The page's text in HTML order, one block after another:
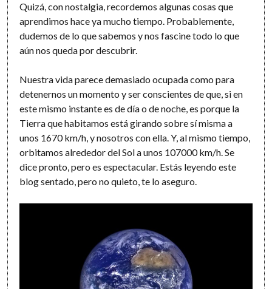
Quizá, con nostalgia, recordemos algunas cosas que
aprendimos hace ya mucho tiempo. Probablemente,
dudemos de lo que sabemos y nos fascine todo lo que
aún nos queda por descubrir.
Nuestra vida parece demasiado ocupada como para
detenernos un momento y ser conscientes de que, si en
este mismo instante es de día o de noche, es porque la
Tierra que habitamos está girando sobre sí misma a
unos 1670 km/h, y nosotros con ella. Y, al mismo tiempo,
orbitamos alrededor del Sol a unos 107000 km/h. Se
dice pronto, pero es espectacular. Estás leyendo este
blog sentado, pero no quieto, te lo aseguro.